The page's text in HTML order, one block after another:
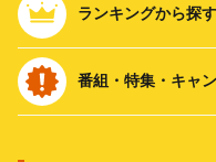
ランキングから探す
番組・特集・キャ